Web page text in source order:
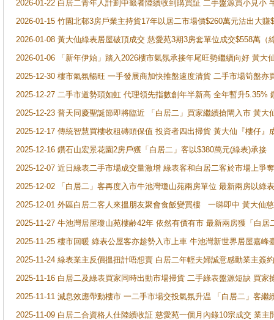
2026-01-22 白居二青年人計劃中籤者陸續收到購買証 二手盤源買小見小
2026-01-15 竹園北邨3房戶業主持貨17年以居二市場價$260萬元沽出大賺
2026-01-08 黃大仙綠表居屋破頂成交 慈愛苑3期3房套單位成交$558萬（
2026-01-06 「新年伊始」踏入2026樓市氣氛承接年尾旺勢繼續向好 黃
2025-12-30 樓市氣氛暢旺 一手發展商加快推盤速度清貨 二手市場筍盤
2025-12-27 二手市道勢頭如虹 代理領先指數創年半新高 全年暫升5.35%
2025-12-23 普天同慶聖誕節即將臨近 「白居二」買家繼續搶閘入市 黃
2025-12-17 傳統智慧買樓收租磚頭保值 投資者四出掃貨 黃大仙『樓仔
2025-12-16 鑽石山宏景花園2房戶獲「白居二」客以$380萬元(綠表)承接
2025-12-07 近日綠表二手市場成交量激增 綠表客和白居二客於市場上
2025-12-02 「白居二」客再度入市牛池灣瓊山苑兩房單位 最新兩房以綠
2025-12-01 外區白居二客人來搵朋友聚會食飯變買樓 一睇即中 黃大仙
2025-11-27 牛池灣居屋瓊山苑樓齢42年 依然有價有市 最新兩房獲「白居
2025-11-25 樓市回暖 綠表公屋客亦趁勢入市上車 牛池灣新世界居屋嘉峰
2025-11-24 綠表業主反價搵扭計唔想賣 白居二年輕夫婦誠意感動業主簽
2025-11-16 白居二及綠表買家同時出動市場掃貨 二手綠表盤源短缺 買
2025-11-11 減息效應帶動樓市 一二手市場交投氣氛升温 「白居二」客
2025-11-09 白居二合資格人仕陸續收証 慈愛苑一個月內錄10宗成交 業